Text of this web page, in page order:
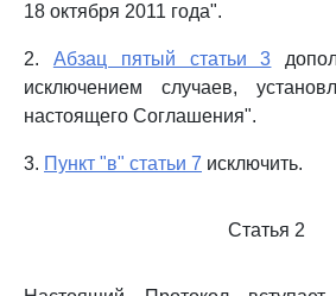
18 октября 2011 года".
2. Абзац пятый статьи 3
исключением случаев,
настоящего Соглашения".
3. Пункт "в" статьи 7 исключить.
Статья 2